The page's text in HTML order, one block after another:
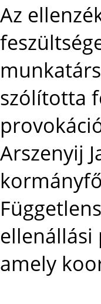
Az
szólította
Arszenyij
ellenállási
amely